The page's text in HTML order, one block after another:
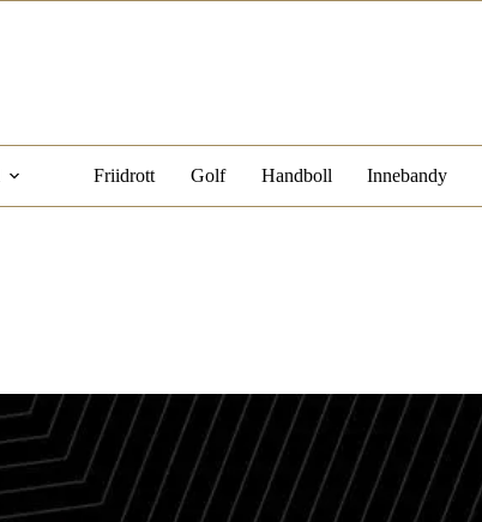
Friidrott Golf Handboll Innebandy